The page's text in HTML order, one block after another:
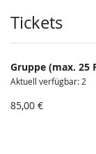
Produkte
Tickets
Gruppe (max. 25
Aktuell verfügbar: 2
85,00 €